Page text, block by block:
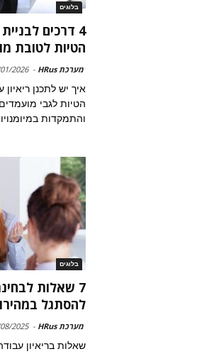
בלוגים
4 דרכים
הטיות לטובת
מערכת HRus -
2026
איך יש לתכנן ריאיון
הטיות לגבי
והתמקדות
בלוגים
7 שאלות
להסתגל
מערכת HRus -
2025
שאלות בריאיון